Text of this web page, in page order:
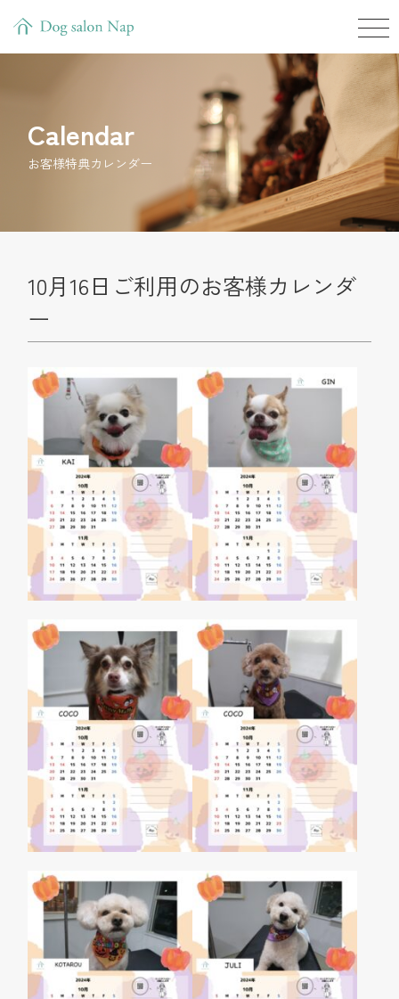
Calendar
お客様特典カレンダー
10月16日ご利用のお客様カレンダ
ー